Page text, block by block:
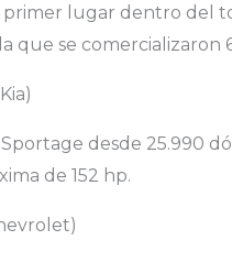
lugar dentro del
que se comercializaron
desde 25.990
de 152 hp.